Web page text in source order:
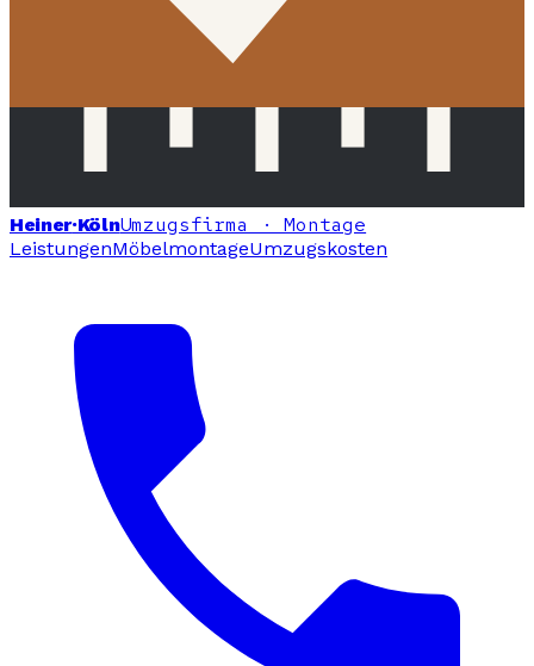
Heiner·KölnUmzugsfirma · Montage
LeistungenMöbelmontageUmzugskosten